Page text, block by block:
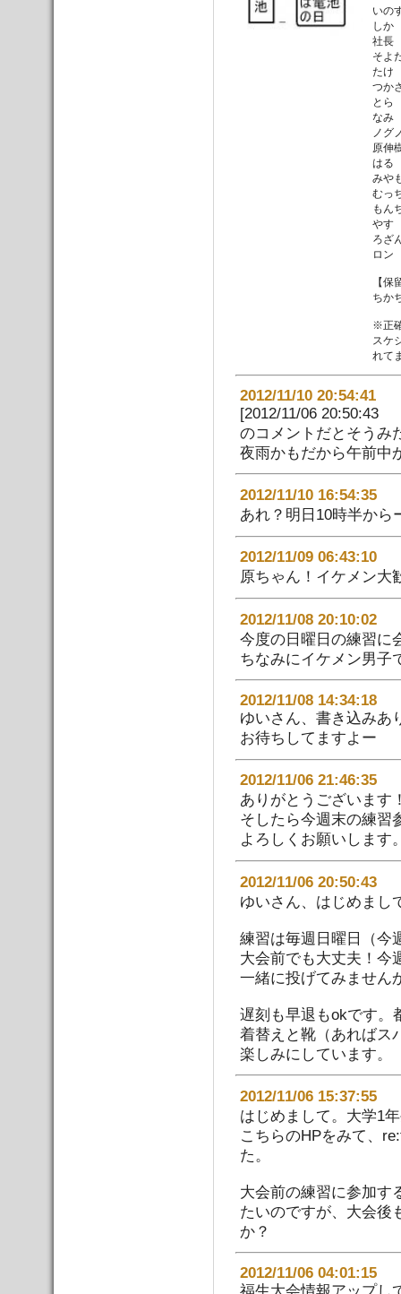
いの
しか
社長
そよ
たけ
つか
とら
なみ
ノグ
原伸
はる
みや
むっ
もん
やす
ろざ
ロン
【保
ちか
※正
スケ
れて
2012/11/10
[2012/11/06
のコメントだとそうみ
夜雨かもだから午前中
2012/11/10
あれ？明日10時半から
2012/11/09
原ちゃん！イケメン大
2012/11/08
今度の日曜日の練習に
ちなみにイケメン男子
2012/11/08
ゆいさん、書き込みあ
お待ちしてますよー
2012/11/06
ありがとうございます
そしたら今週末の練習
よろしくお願いします
2012/11/06
ゆいさん、はじめまし
練習は毎週日曜日（今
大会前でも大丈夫！今
一緒に投げてみません
遅刻も早退もokです。
着替えと靴（あればス
楽しみにしています。
2012/11/06
はじめまして。大学1
こちらのHPをみて、
た。
大会前の練習に参加す
たいのですが、大会後
か？
2012/11/06
福生大会情報アップし